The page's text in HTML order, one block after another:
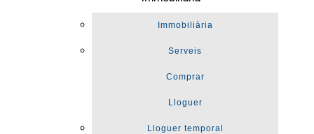
Immobiliària
Serveis
Comprar
Lloguer
Lloguer temporal